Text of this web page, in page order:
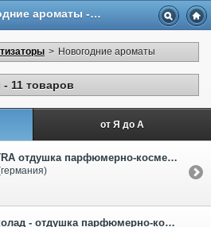
Новогодние ароматы - АромаДома™
> Новогодние ароматы
11 товаров
от Я до А
Ананас - EXTRA отдушка парфюмерно-косметическая
Горячий шоколад - отдушка парфюмерно-косметическая